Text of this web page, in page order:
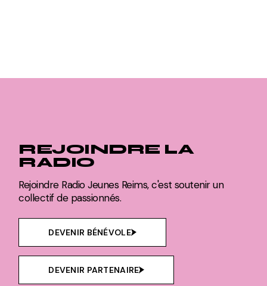
REJOINDRE LA
RADIO
Rejoindre Radio Jeunes Reims, c'est soutenir un
collectif de passionnés.
DEVENIR BÉNÉVOLE
DEVENIR PARTENAIRE